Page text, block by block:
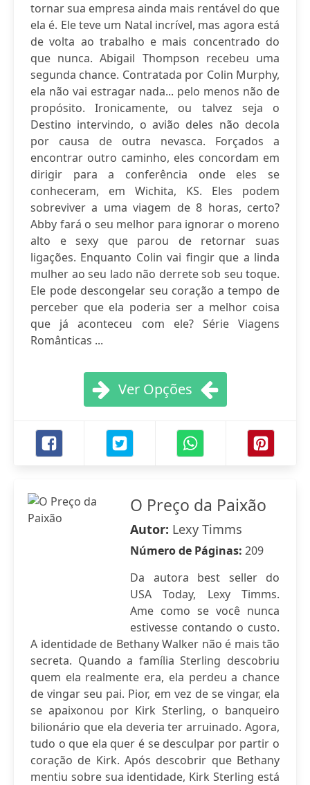
tornar sua empresa ainda mais rentável do que
ela é. Ele teve um Natal incrível, mas agora está
de volta ao trabalho e mais concentrado do
que nunca. Abigail Thompson recebeu uma
segunda chance. Contratada por Colin Murphy,
ela não vai estragar nada... pelo menos não de
propósito. Ironicamente, ou talvez seja o
Destino intervindo, o avião deles não decola
por causa de outra nevasca. Forçados a
encontrar outro caminho, eles concordam em
dirigir para a conferência onde eles se
conheceram, em Wichita, KS. Eles podem
sobreviver a uma viagem de 8 horas, certo?
Abby fará o seu melhor para ignorar o moreno
alto e sexy que parou de retornar suas
ligações. Enquanto Colin vai fingir que a linda
mulher ao seu lado não derrete sob seu toque.
Ele pode descongelar seu coração a tempo de
perceber que ela poderia ser a melhor coisa
que já aconteceu com ele? Série Viagens
Românticas ...
Ver Opções
O Preço da Paixão
Autor: Lexy Timms
Número de Páginas: 209
Da autora best seller do
USA Today, Lexy Timms.
Ame como se você nunca
estivesse contando o custo.
A identidade de Bethany Walker não é mais tão
secreta. Quando a família Sterling descobriu
quem ela realmente era, ela perdeu a chance
de vingar seu pai. Pior, em vez de se vingar, ela
se apaixonou por Kirk Sterling, o banqueiro
bilionário que ela deveria ter arruinado. Agora,
tudo o que ela quer é se desculpar por partir o
coração de Kirk. Após descobrir que Bethany
mentiu sobre sua identidade, Kirk Sterling está